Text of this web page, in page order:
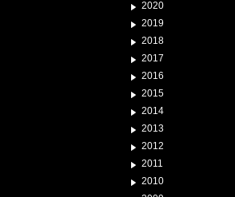
2020
2019
2018
2017
2016
2015
2014
2013
2012
2011
2010